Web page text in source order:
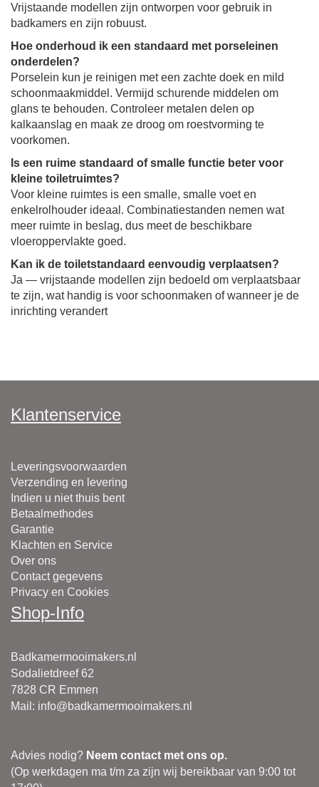
Vrijstaande modellen zijn ontworpen voor gebruik in
badkamers en zijn robuust.
Hoe onderhoud ik een standaard met porseleinen
onderdelen?
Porselein kun je reinigen met een zachte doek en mild
schoonmaakmiddel. Vermijd schurende middelen om
glans te behouden. Controleer metalen delen op
kalkaanslag en maak ze droog om roestvorming te
voorkomen.
Is een ruime standaard of smalle functie beter voor
kleine toiletruimtes?
Voor kleine ruimtes is een smalle, smalle voet en
enkelrolhouder ideaal. Combinatiestanden nemen wat
meer ruimte in beslag, dus meet de beschikbare
vloeroppervlakte goed.
Kan ik de toiletstandaard eenvoudig verplaatsen?
Ja — vrijstaande modellen zijn bedoeld om verplaatsbaar
te zijn, wat handig is voor schoonmaken of wanneer je de
inrichting verandert
Klantenservice
Leveringsvoorwaarden
Verzending en levering
Indien u niet thuis bent
Betaalmethodes
Garantie
Klachten en Service
Over ons
Contact gegevens
Privacy en Cookies
Shop-Info
Badkamermooimakers.nl
Sodalietdreef 62
7828 CR Emmen
Mail : info@badkamermooimakers.nl
Advies nodig? Neem contact met ons op.
(Op werkdagen ma t/m za zijn wij bereikbaar van 9:00 tot